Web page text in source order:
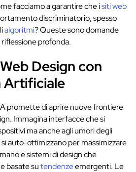
facciamo a garantire che isiti web
discriminatorio, spesso
algoritmi? Queste sono domande
profonda.
Design con
Artificiale
promette di aprire nuove frontiere
Immagina interfacce che si
ma anche agli umori degli
auto-ottimizzano per massimizzare
e sistemi di design che
basate sutendenzeemergenti. Le